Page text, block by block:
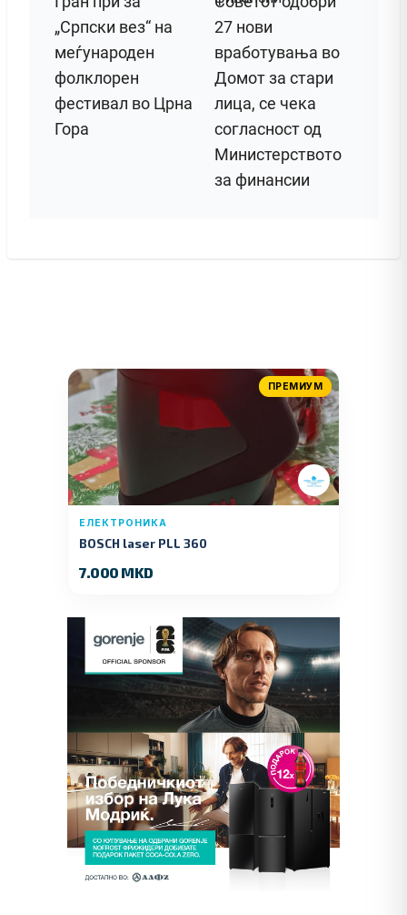
„Српски вез“ на
меѓународен
фолклорен
фестивал во Црна
Гора
27 нови
вработувања во
Домот за стари
лица, се чека
согласност од
Министерството
за финансии
ПРЕМИУМ
ЕЛЕКТРОНИКА
BOSCH laser PLL 360
7.000 MKD